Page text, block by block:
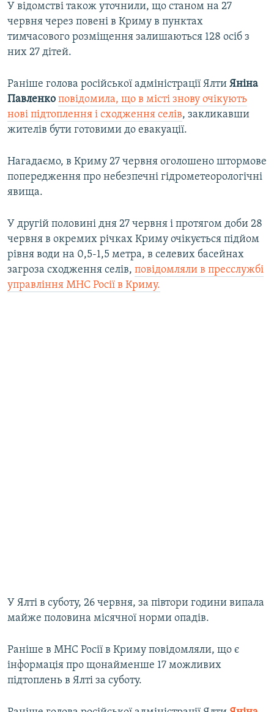
У відомстві також уточнили, що станом на 27
червня через повені в Криму в пунктах
тимчасового розміщення залишаються 128 осіб з
них 27 дітей.
Раніше голова російської адміністрації Ялти Яніна
Павленко повідомила, що в місті знову очікують
нові підтоплення і сходження селів, закликавши
жителів бути готовими до евакуації.
Нагадаємо, в Криму 27 червня оголошено штормове
попередження про небезпечні гідрометеорологічні
явища.
У другій половині дня 27 червня і протягом доби 28
червня в окремих річках Криму очікується підйом
рівня води на 0,5-1,5 метра, в селевих басейнах
загроза сходження селів, повідомляли в пресслужбі
управління МНС Росії в Криму.
У Ялті в суботу, 26 червня, за півтори години випала
майже половина місячної норми опадів.
Раніше в МНС Росії в Криму повідомляли, що є
інформація про щонайменше 17 можливих
підтоплень в Ялті за суботу.